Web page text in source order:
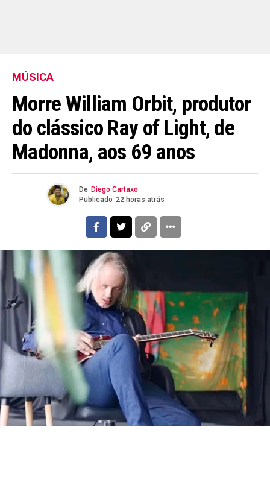
MÚSICA
Morre William Orbit, produtor
do clássico Ray of Light, de
Madonna, aos 69 anos
De Diego Cartaxo
Publicado 22 horas atrás